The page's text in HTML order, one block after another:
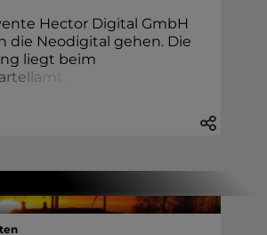
Hector Digital GmbH
die Neodigital gehen. Die
liegt beim
artellam